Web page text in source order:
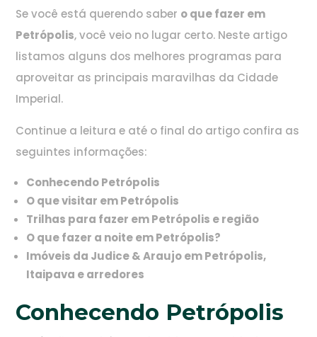
Se você está querendo saber o que fazer em
Petrópolis, você veio no lugar certo. Neste artigo
listamos alguns dos melhores programas para
aproveitar as principais maravilhas da Cidade
Imperial.
Continue a leitura e até o final do artigo confira as
seguintes informações:
Conhecendo Petrópolis
O que visitar em Petrópolis
Trilhas para fazer em Petrópolis e região
O que fazer a noite em Petrópolis?
Imóveis da Judice & Araujo em Petrópolis,
Itaipava e arredores
Conhecendo Petrópolis